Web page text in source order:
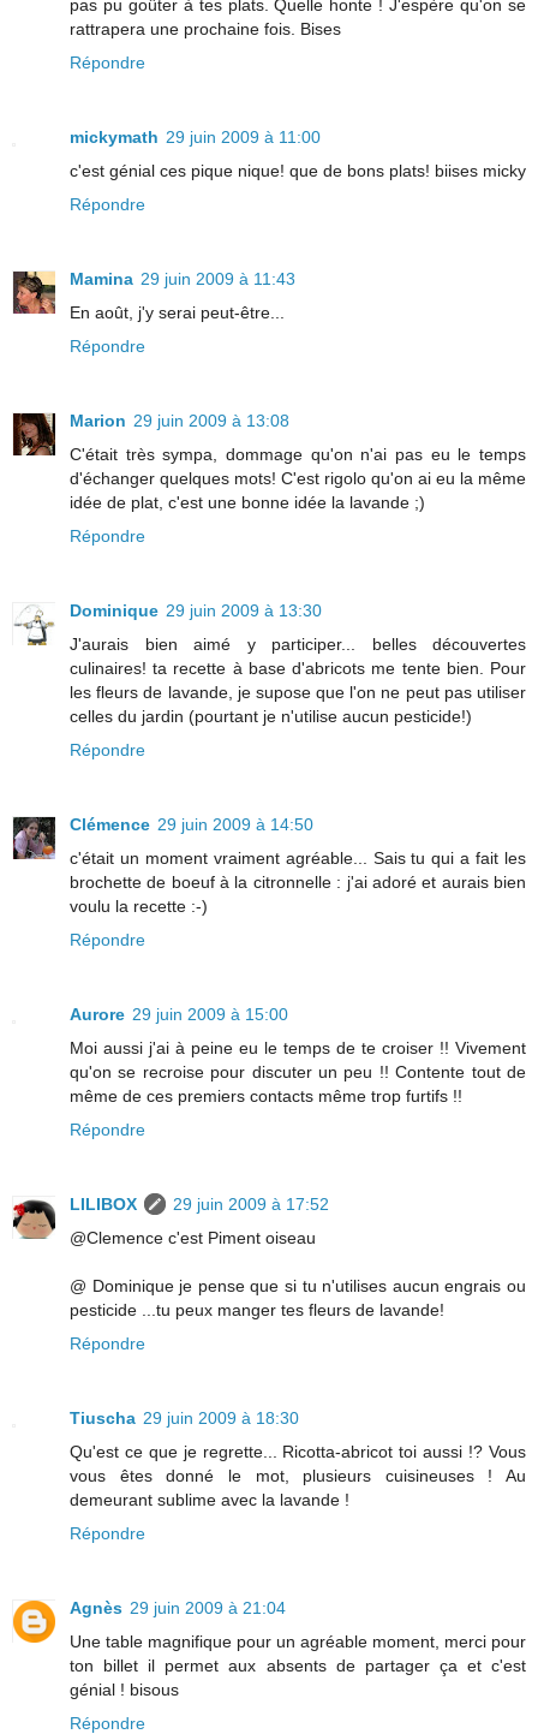
pas pu goûter à tes plats. Quelle honte ! J'espère qu'on se
rattrapera une prochaine fois. Bises
Répondre
mickymath 29 juin 2009 à 11:00
c'est génial ces pique nique! que de bons plats! biises micky
Répondre
Mamina 29 juin 2009 à 11:43
En août, j'y serai peut-être...
Répondre
Marion 29 juin 2009 à 13:08
C'était très sympa, dommage qu'on n'ai pas eu le temps
d'échanger quelques mots! C'est rigolo qu'on ai eu la même
idée de plat, c'est une bonne idée la lavande ;)
Répondre
Dominique 29 juin 2009 à 13:30
J'aurais bien aimé y participer... belles découvertes
culinaires! ta recette à base d'abricots me tente bien. Pour
les fleurs de lavande, je supose que l'on ne peut pas utiliser
celles du jardin (pourtant je n'utilise aucun pesticide!)
Répondre
Clémence 29 juin 2009 à 14:50
c'était un moment vraiment agréable... Sais tu qui a fait les
brochette de boeuf à la citronnelle : j'ai adoré et aurais bien
voulu la recette :-)
Répondre
Aurore 29 juin 2009 à 15:00
Moi aussi j'ai à peine eu le temps de te croiser !! Vivement
qu'on se recroise pour discuter un peu !! Contente tout de
même de ces premiers contacts même trop furtifs !!
Répondre
LILIBOX
29 juin 2009 à 17:52
@Clemence c'est Piment oiseau
@ Dominique je pense que si tu n'utilises aucun engrais ou
pesticide ...tu peux manger tes fleurs de lavande!
Répondre
Tiuscha 29 juin 2009 à 18:30
Qu'est ce que je regrette... Ricotta-abricot toi aussi !? Vous
vous êtes donné le mot, plusieurs cuisineuses ! Au
demeurant sublime avec la lavande !
Répondre
Agnès 29 juin 2009 à 21:04
Une table magnifique pour un agréable moment, merci pour
ton billet il permet aux absents de partager ça et c'est
génial ! bisous
Répondre